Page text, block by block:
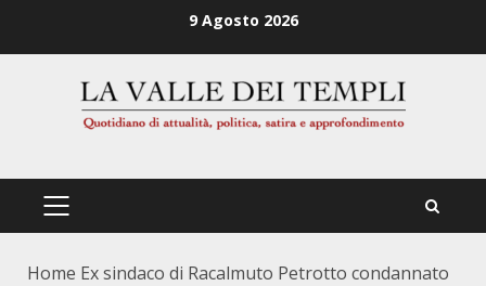
9 Agosto 2026
PRIMÄRES
Home Ex sindaco di Racalmuto Petrotto condannato